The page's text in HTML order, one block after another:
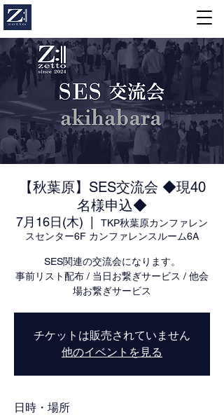
【秋葉原】SES交流会 ◆現40
名様申込◆
7月16日(木)
TKP秋葉原カンファレン
スセンター6F カンファレンスルーム6A
SES関連の交流会になります。
事前リスト配布 / 当日お繋ぎサービス / 他会
場お繋ぎサービス
チケットは販売されていません
他のイベントを見る
日時・場所